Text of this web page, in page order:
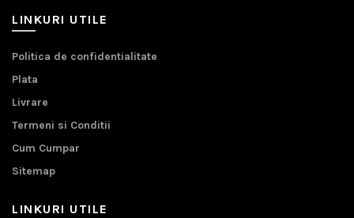
LINKURI UTILE
Politica de confidentialitate
Plata
Livrare
Termeni si Conditii
Cum Cumpar
Sitemap
LINKURI UTILE